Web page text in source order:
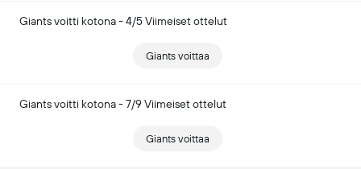
Giants voitti kotona - 4/5 Viimeiset ottelut
Giants voittaa
Giants voitti kotona - 7/9 Viimeiset ottelut
Giants voittaa